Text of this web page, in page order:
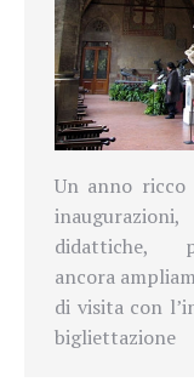
Un anno
ancora
di visita con
bigliettazione